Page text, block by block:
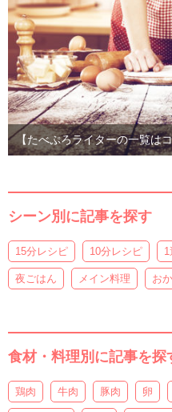
【たべぷろライターの一覧は
シーン別に記事を探す
15分レシピ 10分レシピ
夜ごはん メイン料理 お
食材・料理別に記事を探
鶏肉 牛肉 豚肉 卵